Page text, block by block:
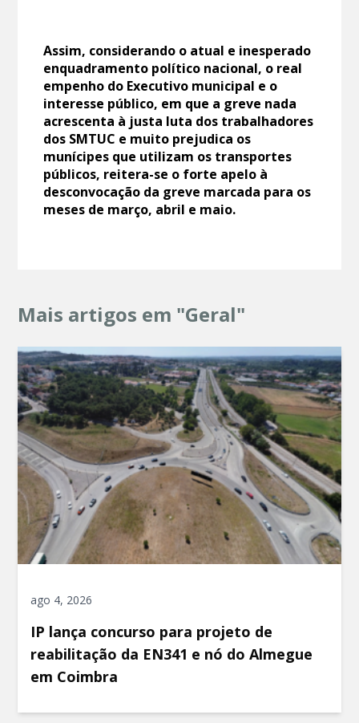
Assim, considerando o atual e inesperado
enquadramento político nacional, o real
empenho do Executivo municipal e o
interesse público, em que a greve nada
acrescenta à justa luta dos trabalhadores
dos SMTUC e muito prejudica os
munícipes que utilizam os transportes
públicos, reitera-se o forte apelo à
desconvocação da greve marcada para os
meses de março, abril e maio.
Mais artigos em "Geral"
ago 4, 2026
IP lança concurso para projeto de
reabilitação da EN341 e nó do Almegue
em Coimbra